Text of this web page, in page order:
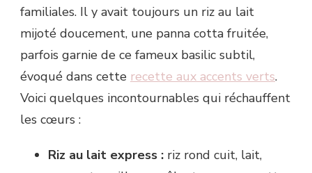
familiales. Il y avait toujours un riz au lait
mijoté doucement, une panna cotta fruitée,
parfois garnie de ce fameux basilic subtil,
évoqué dans cette recette aux accents verts.
Voici quelques incontournables qui réchauffent
les cœurs :
Riz au lait express : riz rond cuit, lait,